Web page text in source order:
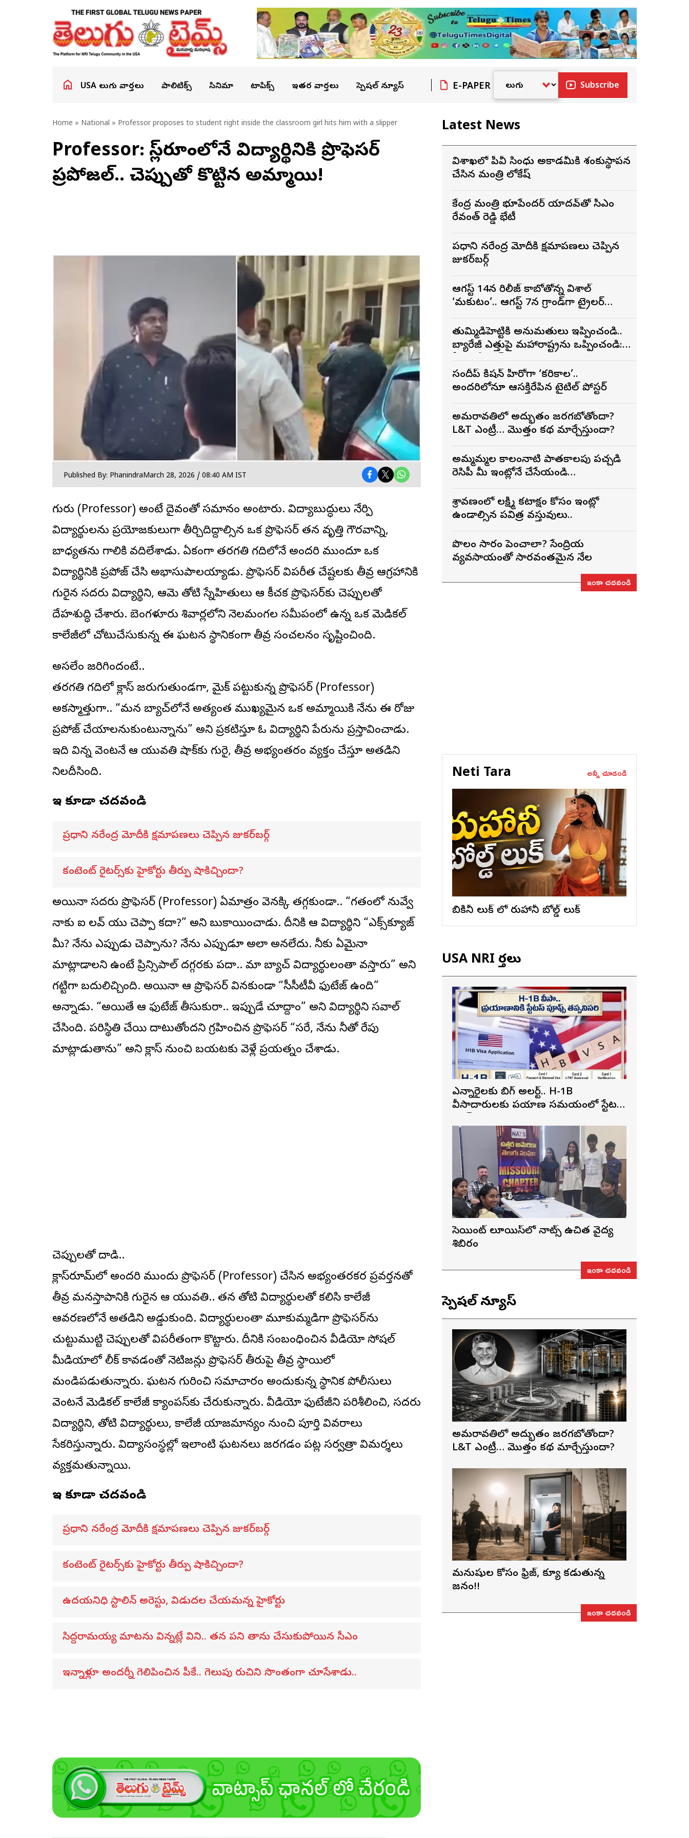
USA తెలుగు వార్తలు పాలిటిక్స్ సినిమా టాపిక్స్ ఇతర వార్తలు స్పెషల్ న్యూస్ E-PAPER Subscribe
Home » National » Professor proposes to student right inside the classroom girl hits him with a slipper
Professor: క్లాస్‌రూంలోనే విద్యార్థినికి ప్రొఫెసర్
ప్రపోజల్.. చెప్పుతో కొట్టిన అమ్మాయి!
Published By: PhanindraMarch 28, 2026 / 08:40 AM IST
గురువు (Professor) అంటే దైవంతో సమానం అంటారు. విద్యాబుద్ధులు నేర్పి
విద్యార్థులను ప్రయోజకులుగా తీర్చిదిద్దాల్సిన ఒక ప్రొఫెసర్ తన వృత్తి గౌరవాన్ని,
బాధ్యతను గాలికి వదిలేశాడు. ఏకంగా తరగతి గదిలోనే అందరి ముందూ ఒక
విద్యార్థినికి ప్రపోజ్ చేసి అభాసుపాలయ్యాడు. ప్రొఫెసర్ విపరీత చేష్టలకు తీవ్ర ఆగ్రహానికి
గురైన సదరు విద్యార్థిని, ఆమె తోటి స్నేహితులు ఆ కీచక ప్రొఫెసర్‌కు చెప్పులతో
దేహశుద్ధి చేశారు. బెంగళూరు శివార్లలోని నెలమంగల సమీపంలో ఉన్న ఒక మెడికల్
కాలేజీలో చోటుచేసుకున్న ఈ ఘటన స్థానికంగా తీవ్ర సంచలనం సృష్టించింది.
అసలేం జరిగిందంటే..
తరగతి గదిలో క్లాస్ జరుగుతుండగా, మైక్ పట్టుకున్న ప్రొఫెసర్ (Professor)
అకస్మాత్తుగా.. “మన బ్యాచ్‌లోనే అత్యంత ముఖ్యమైన ఒక అమ్మాయికి నేను ఈ రోజు
ప్రపోజ్ చేయాలనుకుంటున్నాను” అని ప్రకటిస్తూ ఓ విద్యార్థిని పేరును ప్రస్తావించాడు.
ఇది విన్న వెంటనే ఆ యువతి షాక్‌కు గురై, తీవ్ర అభ్యంతరం వ్యక్తం చేస్తూ అతడిని
నిలదీసింది.
ఇవి కూడా చదవండి
ప్రధాని నరేంద్ర మోదీకి క్షమాపణలు చెప్పిన జుకర్‌బర్గ్
కంటెంట్ రైటర్స్‌కు హైకోర్టు తీర్పు షాకిచ్చిందా?
అయినా సదరు ప్రొఫెసర్ (Professor) ఏమాత్రం వెనక్కి తగ్గకుండా.. “గతంలో నువ్వే
నాకు ఐ లవ్ యు చెప్పావు కదా?” అని బుకాయించాడు. దీనికి ఆ విద్యార్థిని “ఎక్స్‌క్యూజ్
మీ? నేను ఎప్పుడు చెప్పాను? నేను ఎప్పుడూ అలా అనలేదు. నీకు ఏమైనా
మాట్లాడాలని ఉంటే ప్రిన్సిపాల్ దగ్గరకు పదా.. మా బ్యాచ్ విద్యార్థులంతా వస్తారు” అని
గట్టిగా బదులిచ్చింది. అయినా ఆ ప్రొఫెసర్ వినకుండా “సీసీటీవీ ఫుటేజ్ ఉంది”
అన్నాడు. “అయితే ఆ ఫుటేజ్ తీసుకురా.. ఇప్పుడే చూద్దాం” అని విద్యార్థిని సవాల్
చేసింది. పరిస్థితి చేయి దాటుతోందని గ్రహించిన ప్రొఫెసర్ “సరే, నేను నీతో రేపు
మాట్లాడుతాను” అని క్లాస్ నుంచి బయటకు వెళ్లే ప్రయత్నం చేశాడు.
చెప్పులతో దాడి..
క్లాస్‌రూమ్‌లో అందరి ముందు ప్రొఫెసర్ (Professor) చేసిన అభ్యంతరకర ప్రవర్తనతో
తీవ్ర మనస్తాపానికి గురైన ఆ యువతి.. తన తోటి విద్యార్థులతో కలిసి కాలేజీ
ఆవరణలోనే అతడిని అడ్డుకుంది. విద్యార్థులంతా మూకుమ్మడిగా ప్రొఫెసర్‌ను
చుట్టుముట్టి చెప్పులతో విపరీతంగా కొట్టారు. దీనికి సంబంధించిన వీడియో సోషల్
మీడియాలో లీక్ కావడంతో నెటిజన్లు ప్రొఫెసర్ తీరుపై తీవ్ర స్థాయిలో
మండిపడుతున్నారు. ఘటన గురించి సమాచారం అందుకున్న స్థానిక పోలీసులు
వెంటనే మెడికల్ కాలేజీ క్యాంపస్‌కు చేరుకున్నారు. వీడియో ఫుటేజీని పరిశీలించి, సదరు
విద్యార్థిని, తోటి విద్యార్థులు, కాలేజీ యాజమాన్యం నుంచి పూర్తి వివరాలు
సేకరిస్తున్నారు. విద్యాసంస్థల్లో ఇలాంటి ఘటనలు జరగడం పట్ల సర్వత్రా విమర్శలు
వ్యక్తమవుతున్నాయి.
ఇవి కూడా చదవండి
ప్రధాని నరేంద్ర మోదీకి క్షమాపణలు చెప్పిన జుకర్‌బర్గ్
కంటెంట్ రైటర్స్‌కు హైకోర్టు తీర్పు షాకిచ్చిందా?
ఉదయనిధి స్టాలిన్ అరెస్టు, విడుదల చేయమన్న హైకోర్టు
సిద్దరామయ్య మాటను విన్నట్లే విని.. తన పని తాను చేసుకుపోయిన సీఎం
ఇన్నాళ్లూ అందర్నీ గెలిపించిన పీకే.. గెలుపు రుచిని సొంతంగా చూసేశాడు..
Latest News
విశాఖలో పీవీ సింధు అకాడమీకి శంకుస్థాపన
చేసిన మంత్రి లోకేష్
కేంద్ర మంత్రి భూపేందర్ యాదవ్‌తో సీఎం
రేవంత్ రెడ్డి భేటీ
ప్రధాని నరేంద్ర మోదీకి క్షమాపణలు చెప్పిన
జుకర్‌బర్గ్
ఆగస్ట్ 14న రిలీజ్ కాబోతోన్న విశాల్
‘మకుటం’.. ఆగస్ట్ 7న గ్రాండ్‌గా ట్రైలర్
తుమ్మిడిహెట్టికి అనుమ‌తులు ఇప్పించండి..
బ్యారేజీ ఎత్తుపై మ‌హారాష్ట్రను ఒప్పించండి:
సందీప్ కిషన్ హీరోగా ‘కరికాల’..
అందరిలోనూ ఆసక్తిరేపిన టైటిల్ పోస్టర్
అమరావతిలో అద్భుతం జరగబోతోందా?
L&T ఎంట్రీ… మొత్తం కథ మార్చేస్తుందా?
అమ్మమ్మల కాలంనాటి పాతకాలపు పచ్చడి
రెసిపీ మీ ఇంట్లోనే చేసేయండి…
శ్రావణంలో లక్ష్మీ కటాక్షం కోసం ఇంట్లో
ఉండాల్సిన పవిత్ర వస్తువులు..
పొలం సారం పెంచాలా? సేంద్రియ
వ్యవసాయంతో సారవంతమైన నేల
ఇంకా చదవండి
Neti Tara అన్నీ చూడండి
బికినీ లుక్ లో రుహానీ బోల్డ్ లుక్
USA NRI వార్తలు
ఎన్నారైలకు బిగ్ అలర్ట్.. H-1B
వీసాదారులకు ప్రయాణ సమయంలో స్టేటస్
సెయింట్ లూయిస్‌లో నాట్స్ ఉచిత వైద్య
శిబిరం
ఇంకా చదవండి
స్పెషల్ న్యూస్
అమరావతిలో అద్భుతం జరగబోతోందా?
L&T ఎంట్రీ… మొత్తం కథ మార్చేస్తుందా?
మనుషుల కోసం ఫ్రిజ్, క్యూ కడుతున్న
జనం!!
ఇంకా చదవండి